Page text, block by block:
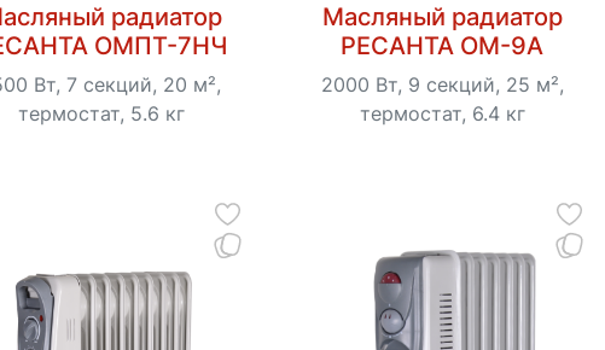
радиатор
ОМПТ-7НЧ
Вт, 7 секций, 20 м²,
термостат, 5.6 кг
Масляный радиатор
РЕСАНТА ОМ-9А
2000 Вт, 9 секций, 25 м²,
термостат, 6.4 кг